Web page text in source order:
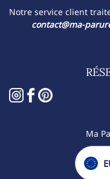
Notre service client
contact@ma-
Ma